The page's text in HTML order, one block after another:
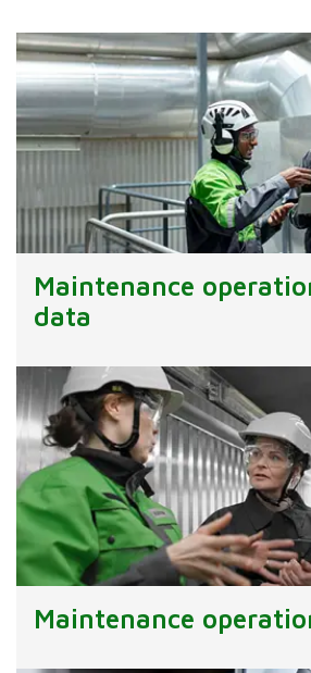
Maintenance
data
Maintenance